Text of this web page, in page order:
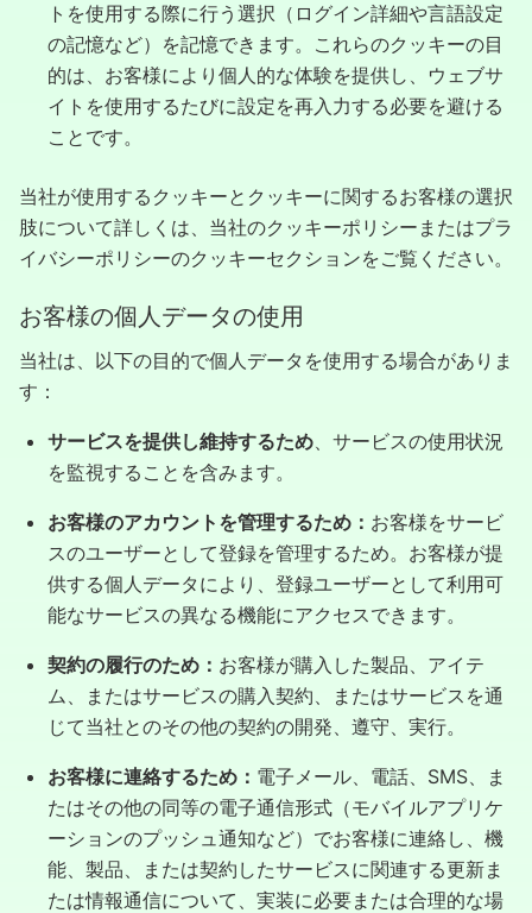
トを使用する際に行う選択（ログイン詳細や言語設定
の記憶など）を記憶できます。これらのクッキーの目
的は、お客様により個人的な体験を提供し、ウェブサ
イトを使用するたびに設定を再入力する必要を避ける
ことです。
当社が使用するクッキーとクッキーに関するお客様の選択
肢について詳しくは、当社のクッキーポリシーまたはプラ
イバシーポリシーのクッキーセクションをご覧ください。
お客様の個人データの使用
当社は、以下の目的で個人データを使用する場合がありま
す：
サービスを提供し維持するため、サービスの使用状況
を監視することを含みます。
お客様のアカウントを管理するため： お客様をサービ
スのユーザーとして登録を管理するため。お客様が提
供する個人データにより、登録ユーザーとして利用可
能なサービスの異なる機能にアクセスできます。
契約の履行のため： お客様が購入した製品、アイテ
ム、またはサービスの購入契約、またはサービスを通
じて当社とのその他の契約の開発、遵守、実行。
お客様に連絡するため： 電子メール、電話、SMS、ま
たはその他の同等の電子通信形式（モバイルアプリケ
ーションのプッシュ通知など）でお客様に連絡し、機
能、製品、または契約したサービスに関連する更新ま
たは情報通信について、実装に必要または合理的な場